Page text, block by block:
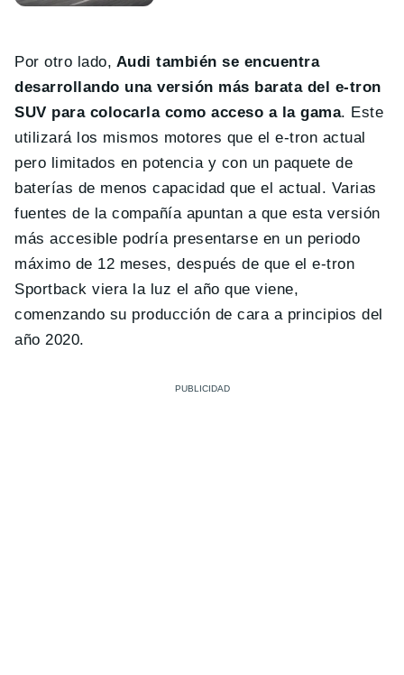
Por otro lado, Audi también se encuentra
desarrollando una versión más barata del e-tron
SUV para colocarla como acceso a la gama. Este
utilizará los mismos motores que el e-tron actual
pero limitados en potencia y con un paquete de
baterías de menos capacidad que el actual. Varias
fuentes de la compañía apuntan a que esta versión
más accesible podría presentarse en un periodo
máximo de 12 meses, después de que el e-tron
Sportback viera la luz el año que viene,
comenzando su producción de cara a principios del
año 2020.